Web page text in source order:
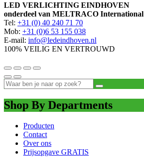
LED VERLICHTING EINDHOVEN
onderdeel van MELTRACO International
Tel: +31 (0) 40 240 71 70
Mob: +31 (0)6 53 155 038
E-mail: info@ledeindhoven.nl
100% VEILIG EN VERTROUWD
Shop By Departments
Producten
Contact
Over ons
Prijsopgave GRATIS